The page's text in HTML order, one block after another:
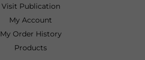
Visit Publication
My Account
My Order History
Products